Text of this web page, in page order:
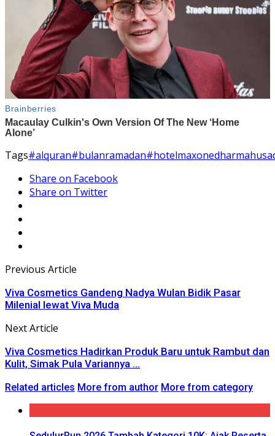
Tags#alquran#bulanramadan
Share on Facebook
Share on Twitter
Previous Article
Viva Cosmetics Gandeng Nadya Wulan Bidik Pasar
Milenial lewat Viva Muda
Next Article
Viva Cosmetics Hadirkan Produk Baru untuk Rambut dan
Kulit, Simak Pula Variannya ...
Related articles More from author More from category